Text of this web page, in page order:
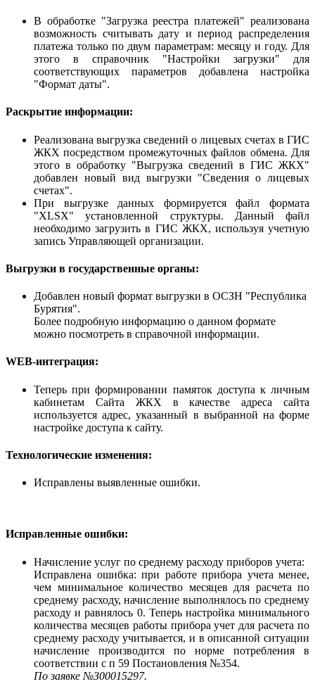
В обработке "Загрузка реестра платежей" реализована
возможность считывать дату и период распределения
платежа только по двум параметрам: месяцу и году. Для
этого в справочник "Настройки загрузки" для
соответствующих параметров добавлена настройка
"Формат даты".
Раскрытие информации:
Реализована выгрузка сведений о лицевых счетах в ГИС
ЖКХ посредством промежуточных файлов обмена. Для
этого в обработку "Выгрузка сведений в ГИС ЖКХ"
добавлен новый вид выгрузки "Сведения о лицевых
счетах".
При выгрузке данных формируется файл формата
"XLSX" установленной структуры. Данный файл
необходимо загрузить в ГИС ЖКХ, используя учетную
запись Управляющей организации.
Выгрузки в государственные органы:
Добавлен новый формат выгрузки в ОСЗН "Республика
Бурятия".
Более подробную информацию о данном формате
можно посмотреть в справочной информации.
WEB-интеграция:
Теперь при формировании памяток доступа к личным
кабинетам Сайта ЖКХ в качестве адреса сайта
используется адрес, указанный в выбранной на форме
настройке доступа к сайту.
Технологические изменения:
Исправлены выявленные ошибки.
Исправленные ошибки:
Начисление услуг по среднему расходу приборов учета:
Исправлена ошибка: при работе прибора учета менее,
чем минимальное количество месяцев для расчета по
среднему расходу, начисление выполнялось по среднему
расходу и равнялось 0. Теперь настройка минимального
количества месяцев работы прибора учет для расчета по
среднему расходу учитывается, и в описанной ситуации
начисление производится по норме потребления в
соответствии с п 59 Постановления №354.
По заявке №З00015297.